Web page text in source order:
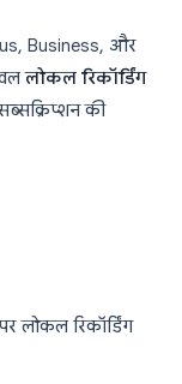
Business, और
लोकल रिकॉर्डिंग
की
लोकल रिकॉर्डिंग